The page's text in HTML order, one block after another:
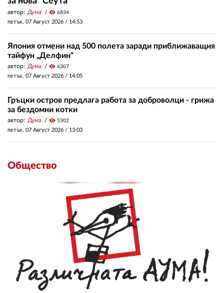
автор: Дума visibility 6834
петък, 07 Август 2026 / 14:53
Япония отмени над 500 полета заради приближаващия
тайфун „Делфин“
автор: Дума visibility 6307
петък, 07 Август 2026 / 14:05
Гръцки остров предлага работа за доброволци - грижа
за бездомни котки
автор: Дума visibility 5302
петък, 07 Август 2026 / 13:03
Общество